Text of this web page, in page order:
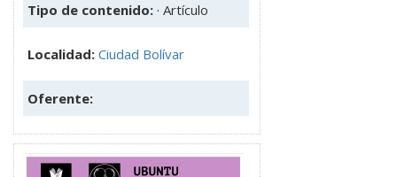
Tipo de contenido: · Artículo
Localidad: Ciudad Bolívar
Oferente: